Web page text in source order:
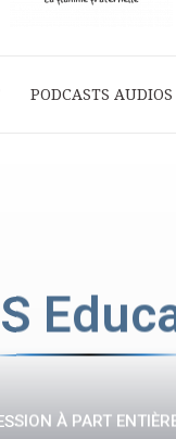
La
PODCASTS AUDIOS
À PART